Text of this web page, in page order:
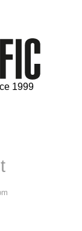
1999